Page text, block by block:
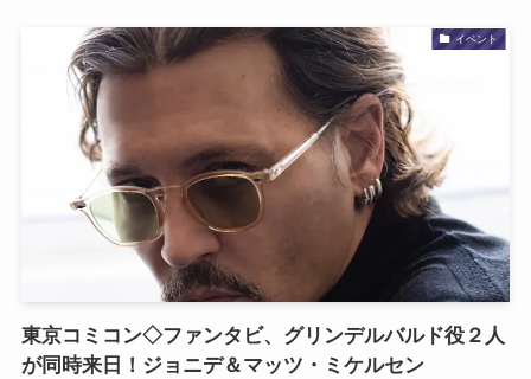
イベント
東京コミコン◇ファンタビ、グリンデルバルド役２人
が同時来日！ジョニデ＆マッツ・ミケルセン